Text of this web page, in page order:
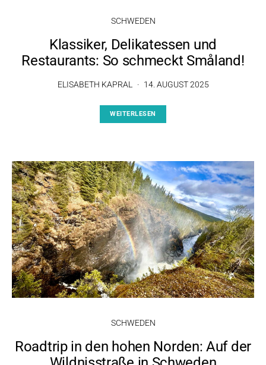
SCHWEDEN
Klassiker, Delikatessen und
Restaurants: So schmeckt Småland!
ELISABETH KAPRAL 14. AUGUST 2025
WEITERLESEN
SCHWEDEN
Roadtrip in den hohen Norden: Auf der